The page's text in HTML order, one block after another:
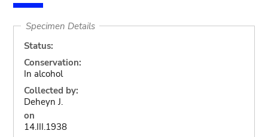
Specimen Details
Status:
Conservation:
In alcohol
Collected by:
Deheyn J.
on
14.III.1938